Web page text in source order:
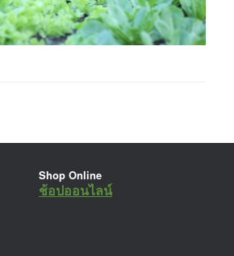
Shop Online
ช้อปออนไลน์